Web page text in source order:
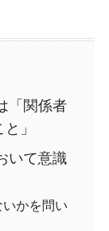
「関係者
」
いて意識
かを問い